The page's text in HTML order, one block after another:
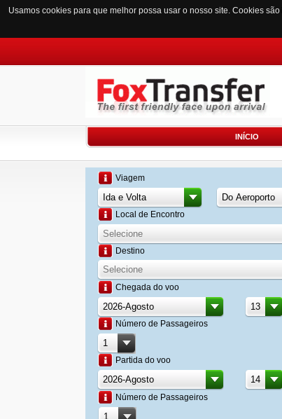
Usamos cookies para que melhor possa usar o nosso site. Cookies
INÍCIO
Viagem
Local de Encontro
Destino
Chegada do voo
Número de Passageiros
Partida do voo
Número de Passageiros